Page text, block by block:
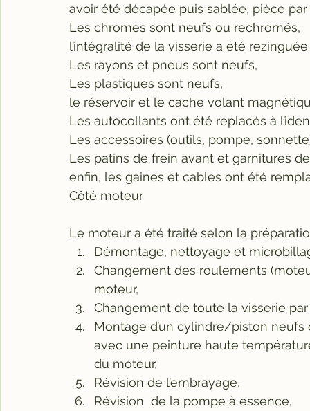
avoir été décapée puis sablée, pièce par
Les chromes sont neufs ou rechromés,
l’intégralité de la visserie a été
Les rayons et pneus sont neufs,
Les plastiques sont neufs,
le réservoir et le cache volant
Les autocollants ont été replacés à
Les accessoires (outils, pompe,
Les patins de frein avant et garnitures
enfin, les gaines et cables ont été
Côté moteur
Le moteur a été traité selon la
Démontage, nettoyage et
Changement des roulements
moteur,
Changement de toute la visserie
Montage d’un cylindre/piston
avec une peinture haute
du moteur,
Révision de l’embrayage,
Révision  de la pompe à essence,